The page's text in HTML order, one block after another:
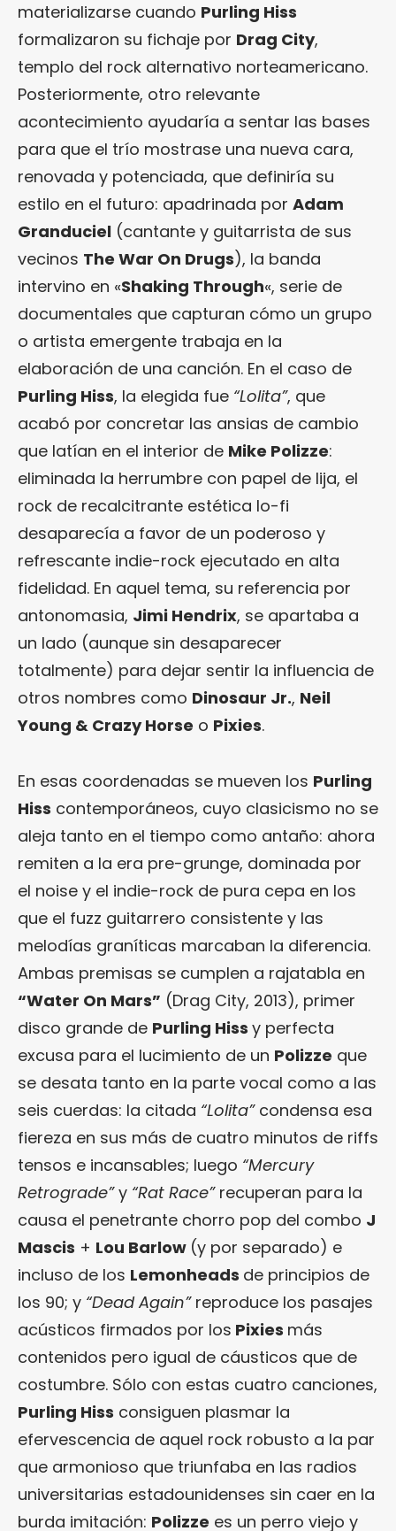
materializarse cuando Purling Hiss
formalizaron su fichaje por Drag City,
templo del rock alternativo norteamericano.
Posteriormente, otro relevante
acontecimiento ayudaría a sentar las bases
para que el trío mostrase una nueva cara,
renovada y potenciada, que definiría su
estilo en el futuro: apadrinada por Adam
Granduciel (cantante y guitarrista de sus
vecinos The War On Drugs), la banda
intervino en «Shaking Through«, serie de
documentales que capturan cómo un grupo
o artista emergente trabaja en la
elaboración de una canción. En el caso de
Purling Hiss, la elegida fue “Lolita”, que
acabó por concretar las ansias de cambio
que latían en el interior de Mike Polizze:
eliminada la herrumbre con papel de lija, el
rock de recalcitrante estética lo-fi
desaparecía a favor de un poderoso y
refrescante indie-rock ejecutado en alta
fidelidad. En aquel tema, su referencia por
antonomasia, Jimi Hendrix, se apartaba a
un lado (aunque sin desaparecer
totalmente) para dejar sentir la influencia de
otros nombres como Dinosaur Jr., Neil
Young & Crazy Horse o Pixies.
En esas coordenadas se mueven los Purling
Hiss contemporáneos, cuyo clasicismo no se
aleja tanto en el tiempo como antaño: ahora
remiten a la era pre-grunge, dominada por
el noise y el indie-rock de pura cepa en los
que el fuzz guitarrero consistente y las
melodías graníticas marcaban la diferencia.
Ambas premisas se cumplen a rajatabla en
“Water On Mars” (Drag City, 2013), primer
disco grande de Purling Hiss y perfecta
excusa para el lucimiento de un Polizze que
se desata tanto en la parte vocal como a las
seis cuerdas: la citada “Lolita”condensa esa
fiereza en sus más de cuatro minutos de riffs
tensos e incansables; luego “Mercury
Retrograde”y “Rat Race” recuperan para la
causa el penetrante chorro pop del combo J
Mascis + Lou Barlow (y por separado) e
incluso de los Lemonheads de principios de
los 90; y “Dead Again” reproduce los pasajes
acústicos firmados por los Pixies más
contenidos pero igual de cáusticos que de
costumbre. Sólo con estas cuatro canciones,
Purling Hiss consiguen plasmar la
efervescencia de aquel rock robusto a la par
que armonioso que triunfaba en las radios
universitarias estadounidenses sin caer en la
burda imitación: Polizze es un perro viejo y